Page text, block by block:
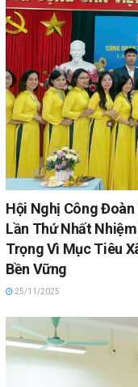
Hội Nghị Công
Lần Thứ Nhất
Trọng Vì Mục Tiêu
Bền Vững
25/11/2025